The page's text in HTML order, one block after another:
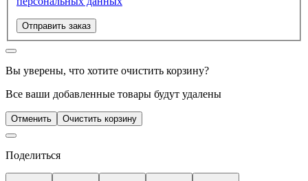
Отправить заказ
Вы уверены, что хотите очистить корзину?
Все ваши добавленные товары будут удалены
Отменить Очистить корзину
Поделиться